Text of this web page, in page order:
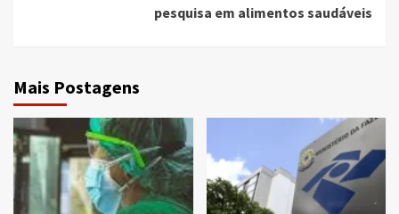
pesquisa em alimentos saudáveis
Mais Postagens